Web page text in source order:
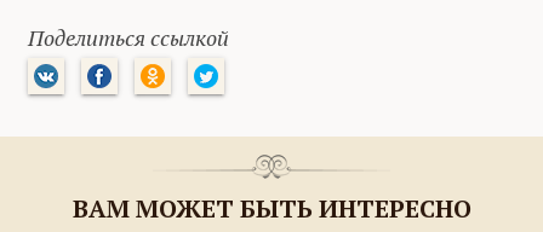
Поделиться ссылкой
ВАМ МОЖЕТ БЫТЬ ИНТЕРЕСНО